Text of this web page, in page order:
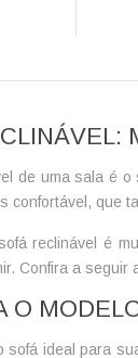
de uma sala é
confortável, que
reclinável é
Confira a
O
sofá ideal para